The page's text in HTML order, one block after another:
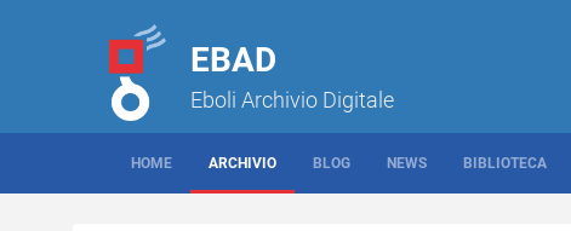
EBAD
Eboli Archivio Digitale
HOME ARCHIVIO BLOG NEWS BIBLIOTECA